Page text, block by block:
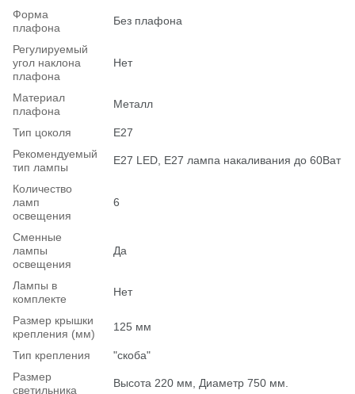
Форма
плафона
Без плафона
Регулируемый
угол наклона
плафона
Нет
Материал
плафона
Металл
Тип цоколя
E27
Рекомендуемый
тип лампы
Е27 LED, E27 лампа накаливания до 60Ват
Количество
ламп
освещения
6
Сменные
лампы
освещения
Да
Лампы в
комплекте
Нет
Размер крышки
крепления (мм)
125 мм
Тип крепления
"скоба"
Размер
светильника
Высота 220 мм, Диаметр 750 мм.